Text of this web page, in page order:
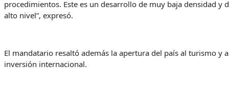
procedimientos. Este es un desarrollo de muy baja densidad y
alto nivel”, expresó.
El mandatario resaltó además la apertura del país al turismo y
inversión internacional.